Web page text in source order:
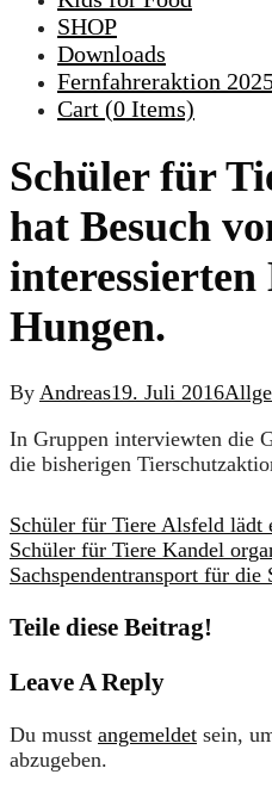
SHOP
Downloads
Fernfahreraktion
Cart (0 Items)
Schüler für
hat Besuch
Hungen.
By Andreas19. Juli 2016
In Gruppen interviewten die
die bisherigen
Schüler für Tiere Alsfeld lädt
Schüler für Tiere Kandel
Sachspendentransport für
Teile diese Beitrag!
Leave A Reply
Du musst angemeldet sein,
abzugeben.